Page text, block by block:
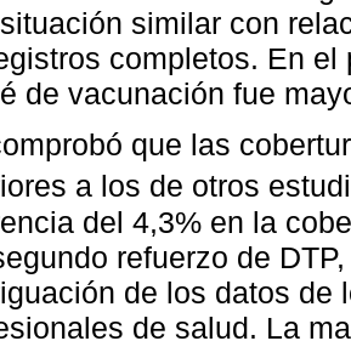
similar con
completos. En
de vacunación fue
que las
a los de otros
del 4,3% en la
refuerzo de
de los datos de
de salud. La